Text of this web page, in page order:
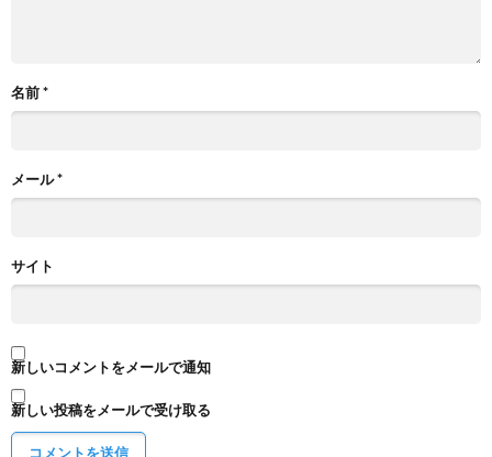
名前*
メール*
サイト
新しいコメントをメールで通知
新しい投稿をメールで受け取る